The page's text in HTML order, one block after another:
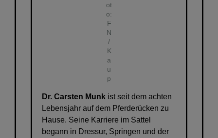
ot
o:
F
N
/
K
a
u
p
Dr. Carsten Munk ist seit dem achten
Lebensjahr auf dem Pferderücken zu
Hause. Seine Karriere im Sattel
begann in Dressur, Springen und der